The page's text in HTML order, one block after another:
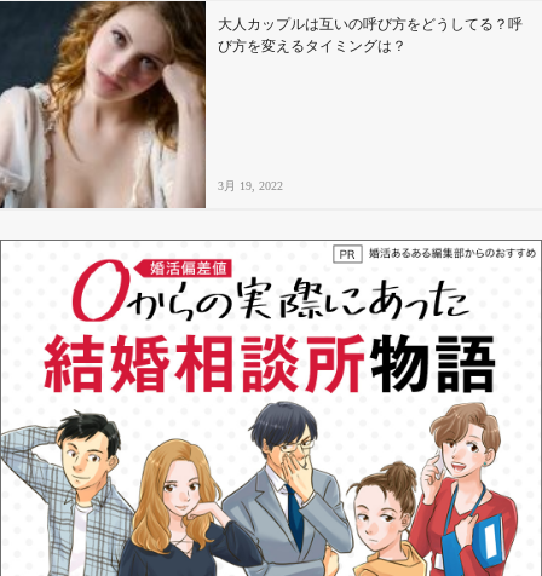
大人カップルは互いの呼び方をどうしてる？呼
び方を変えるタイミングは？
3月 19, 2022